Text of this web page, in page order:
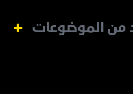
من الموضوعات